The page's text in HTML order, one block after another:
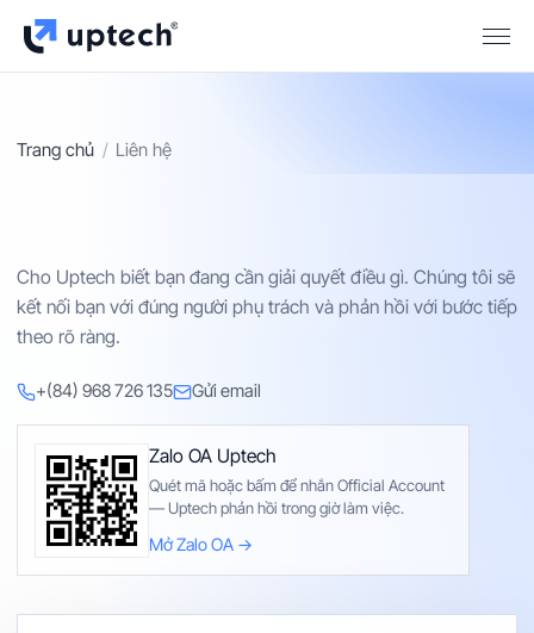
Trang chủ Liên hệ
Cho Uptech biết bạn đang cần giải quyết điều gì. Chúng tôi sẽ
kết nối bạn với đúng người phụ trách và phản hồi với bước tiếp
theo rõ ràng.
+(84) 968 726 135 Gửi email
Zalo OA Uptech
Quét mã hoặc bấm để nhắn Official Account
— Uptech phản hồi trong giờ làm việc.
Mở Zalo OA →